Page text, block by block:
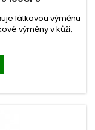
látkovou výměnu
výměny v kůži,
a přeschlé,